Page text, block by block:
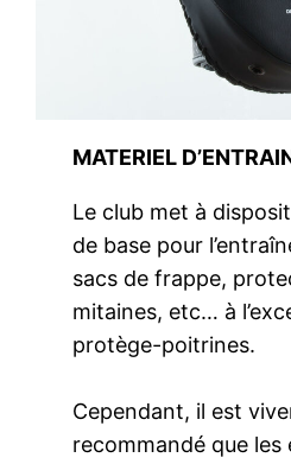
MATERIEL
Le club met à
de base pour
sacs de frappe,
mitaines, etc… à
protège-poitrines.
Cependant, il est
recommandé que les